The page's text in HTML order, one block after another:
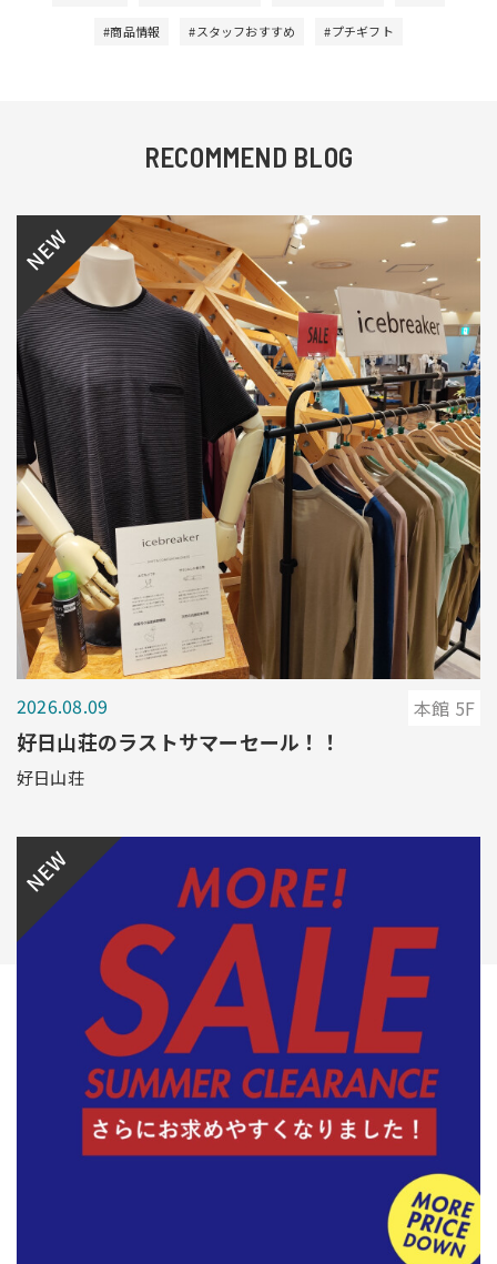
#商品情報 #スタッフおすすめ #プチギフト
RECOMMEND BLOG
NEW
2026.08.09 本館 5F
好日山荘のラストサマーセール！！
好日山荘
NEW